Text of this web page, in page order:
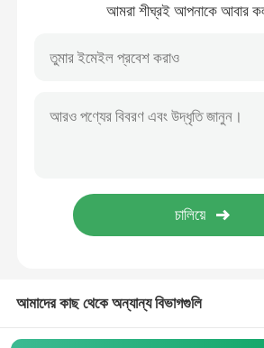
ইস্পাত কাঠামোগত উপাদান
আমরা শীঘ্রই আপনাকে আবার
আমাদের কাছ থেকে অন্যান্য বিভাগগুলি